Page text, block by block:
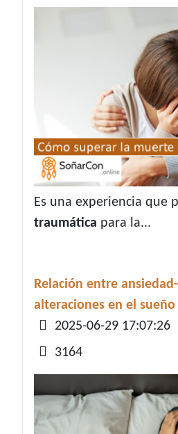
Es una experiencia que
traumática para la...
Relación entre
alteraciones en el sueño
Detalles
2025-06-29 17:07:26
3164